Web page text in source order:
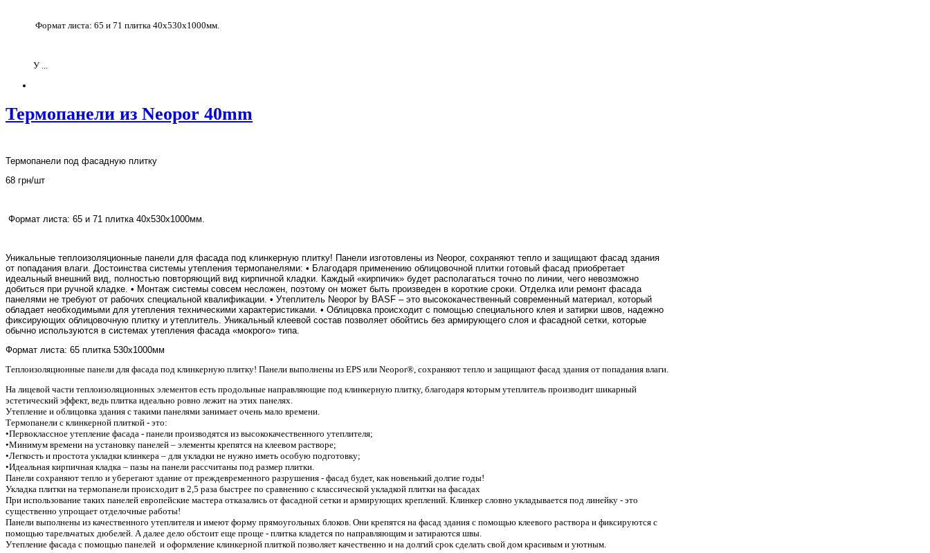
Формат листа: 65 и 71 плитка 40х530х1000мм.
У ...
Термопанели из Neopor 40mm
Термопанели под фасадную плитку
68 грн/шт
Формат листа: 65 и 71 плитка 40х530х1000мм.
Уникальные теплоизоляционные панели для фасада под клинкерную плитку! Панели изготовлены из Neopor, сохраняют тепло и защищают фасад здания
от попадания влаги. Достоинства системы утепления термопанелями: • Благодаря применению облицовочной плитки готовый фасад приобретает
идеальный внешний вид, полностью повторяющий вид кирпичной кладки. Каждый «кирпичик» будет располагаться точно по линии, чего невозможно
добиться при ручной кладке. • Монтаж системы совсем несложен, поэтому он может быть произведен в короткие сроки. Отделка или ремонт фасада
панелями не требуют от рабочих специальной квалификации. • Утеплитель Neopor by BASF – это высококачественный современный материал, который
обладает необходимыми для утепления техническими характеристиками. • Облицовка происходит с помощью специального клея и затирки швов, надежно
фиксирующих облицовочную плитку и утеплитель. Уникальный клеевой состав позволяет обойтись без армирующего слоя и фасадной сетки, которые
обычно используются в системах утепления фасада «мокрого» типа.
Формат листа: 65 плитка 530х1000мм
Теплоизоляционные панели для фасада под клинкерную плитку! Панели выполнены из EPS или Neopor®, сохраняют тепло и защищают фасад здания от попадания влаги.
На лицевой части теплоизоляционных элементов есть продольные направляющие под клинкерную плитку, благодаря которым утеплитель производит шикарный
эстетический эффект, ведь плитка идеально ровно лежит на этих панелях.
Утепление и облицовка здания с такими панелями занимает очень мало времени.
Термопанели с клинкерной плиткой - это:
•Первоклассное утепление фасада - панели производятся из высококачественного утеплителя;
•Минимум времени на установку панелей – элементы крепятся на клеевом растворе;
•Легкость и простота укладки клинкера – для укладки не нужно иметь особую подготовку;
•Идеальная кирпичная кладка – пазы на панели рассчитаны под размер плитки.
Панели сохраняют тепло и уберегают здание от преждевременного разрушения - фасад будет, как новенький долгие годы!
Укладка плитки на термопанели происходит в 2,5 раза быстрее по сравнению с классической укладкой плитки на фасадах
При использование таких панелей европейские мастера отказались от фасадной сетки и армирующих креплений. Клинкер словно укладывается под линейку - это
существенно упрощает отделочные работы!
Панели выполнены из качественного утеплителя и имеют форму прямоугольных блоков. Они крепятся на фасад здания с помощью клеевого раствора и фиксируются с
помощью тарельчатых дюбелей. А далее дело обстоит еще проще - плитка кладется по направляющим и затираются швы.
Утепление фасада с помощью панелей и оформление клинкерной плиткой позволяет качественно и на долгий срок сделать свой дом красивым и уютным.